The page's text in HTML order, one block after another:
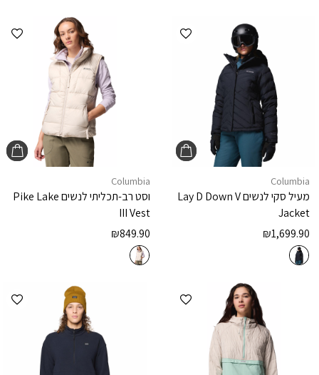
הוספה למועדפים
Columbia
מעיל סקי לנשיםLay D Down V
Jacket
₪1,699.90
Columbia
וסט רב-תכליתי לנשיםPike Lake
III Vest
₪849.90
הוספה למועדפים